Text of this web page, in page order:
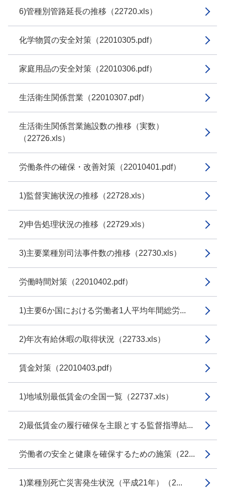
6)管種別管路延長の推移（22720.xls）
化学物質の安全対策（22010305.pdf）
家庭用品の安全対策（22010306.pdf）
生活衛生関係営業（22010307.pdf）
生活衛生関係営業施設数の推移（実数）
（22726.xls）
労働条件の確保・改善対策（22010401.pdf）
1)監督実施状況の推移（22728.xls）
2)申告処理状況の推移（22729.xls）
3)主要業種別司法事件数の推移（22730.xls）
労働時間対策（22010402.pdf）
1)主要6か国における労働者1人平均年間総労...
2)年次有給休暇の取得状況（22733.xls）
賃金対策（22010403.pdf）
1)地域別最低賃金の全国一覧（22737.xls）
2)最低賃金の履行確保を主眼とする監督指導結...
労働者の安全と健康を確保するための施策（22...
1)業種別死亡災害発生状況（平成21年）（2...